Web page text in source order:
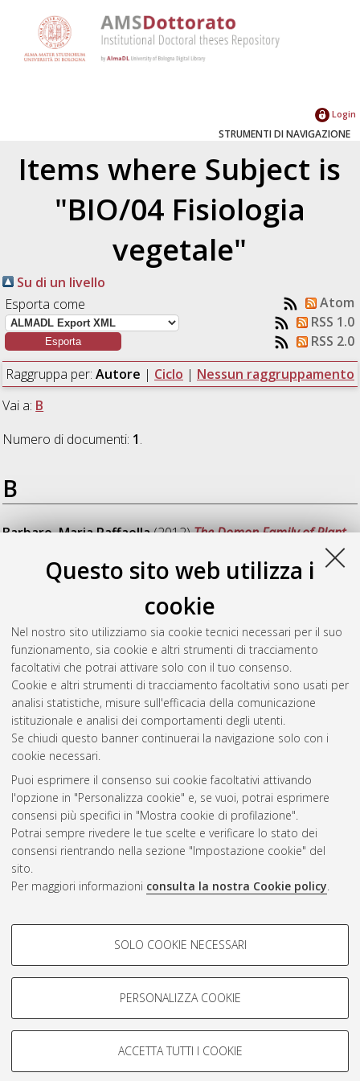
Questo sito web utilizza i
cookie
Nel nostro sito utilizziamo sia cookie tecnici necessari per il suo
funzionamento, sia cookie e altri strumenti di tracciamento
facoltativi che potrai attivare solo con il tuo consenso.
Cookie e altri strumenti di tracciamento facoltativi sono usati per
analisi statistiche, misure sull'efficacia della comunicazione
istituzionale e analisi dei comportamenti degli utenti.
Se chiudi questo banner continuerai la navigazione solo con i
cookie necessari.
Puoi esprimere il consenso sui cookie facoltativi attivando
l'opzione in "Personalizza cookie" e, se vuoi, potrai esprimere
consensi più specifici in "Mostra cookie di profilazione".
Potrai sempre rivedere le tue scelte e verificare lo stato dei
consensi rientrando nella sezione "Impostazione cookie" del
sito.
Per maggiori informazioni consulta la nostra Cookie policy.
COOKIE DI PROFILAZIONE -
Si tratta di cookie utilizzati per analizzare le caratteristiche della
navigazione degli utenti, creare profili in base al loro comportamento
Mostra cookie di profilazione
COOKIE TECNICI - NECESSARI
SOLO COOKIE NECESSARI
PERSONALIZZA COOKIE
ACCETTA TUTTI I COOKIE
Login
STRUMENTI DI NAVIGAZIONE
Items where Subject is
"BIO/04 Fisiologia
vegetale"
Su di un livello
Esporta come
Atom
RSS 1.0
RSS 2.0
Raggruppa per: Autore | Ciclo | Nessun raggruppamento
Vai a: B
Numero di documenti: 1.
B
Barbaro, Maria Raffaella(2012)The Domon Family of Plant
Expression, Biochemical Characterization and Physiological
Roles in Vivo, [Dissertation thesis], Alma Mater Studiorum
Università di Bologna. Dottorato di ricerca in
molecolare e industriale/cellular, molecular and industrial
biology: progetto n. 2 Biologia funzionale dei sistemi cellulari e
molecolari, 24 Ciclo. DOI 10.6092/unibo/amsdottorato/4713.
Questa lista e' stata generata il Thu Aug 6 20:33:14 2026
Atom
Rss 1.0
Rss 2.0
ISSN: 2038-7946
Impostazioni Cookie
Informativa sulla privacy
Condizioni d’uso del sito